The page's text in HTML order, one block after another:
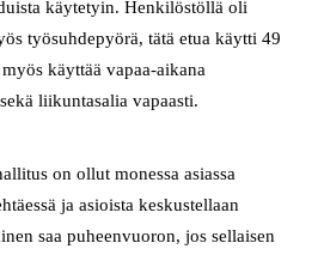
käytetyin. Henkilöstöllä oli
työsuhdepyörä, tätä etua käytti 49
käyttää vapaa-aikana
liikuntasalia vapaasti.
on ollut monessa asiassa
ja asioista keskustellaan
saa puheenvuoron, jos sellaisen